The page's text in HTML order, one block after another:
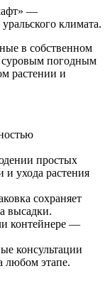
—
климата.
в собственном
суровым погодным
растении и
простых
и ухода растения
сохраняет
высадки.
контейнере —
консультации
любом этапе.